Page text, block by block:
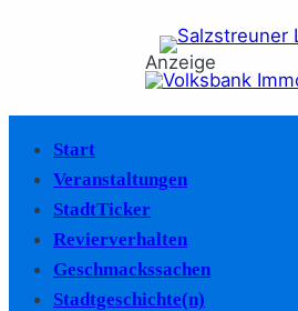
Anzeige
Start
Veranstaltungen
StadtTicker
Revierverhalten
Geschmackssachen
Stadtgeschichte(n)